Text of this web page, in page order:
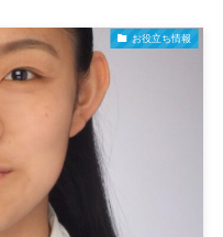
お役立ち情報